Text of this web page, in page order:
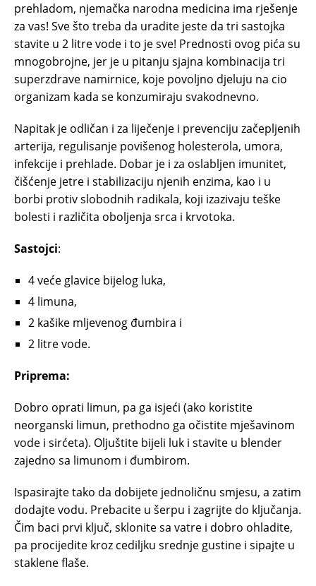
prehladom, njemačka narodna medicina ima rješenje
za vas! Sve što treba da uradite jeste da tri sastojka
stavite u 2 litre vode i to je sve! Prednosti ovog pića su
mnogobrojne, jer je u pitanju sjajna kombinacija tri
superzdrave namirnice, koje povoljno djeluju na cio
organizam kada se konzumiraju svakodnevno.
Napitak je odličan i za liječenje i prevenciju začepljenih
arterija, regulisanje povišenog holesterola, umora,
infekcije i prehlade. Dobar je i za oslabljen imunitet,
čišćenje jetre i stabilizaciju njenih enzima, kao i u
borbi protiv slobodnih radikala, koji izazivaju teške
bolesti i različita oboljenja srca i krvotoka.
Sastojci:
4 veće glavice bijelog luka,
4 limuna,
2 kašike mljevenog đumbira i
2 litre vode.
Priprema:
Dobro oprati limun, pa ga isjeći (ako koristite
neorganski limun, prethodno ga očistite mješavinom
vode i sirćeta). Oljuštite bijeli luk i stavite u blender
zajedno sa limunom i đumbirom.
Ispasirajte tako da dobijete jednoličnu smjesu, a zatim
dodajte vodu. Prebacite u šerpu i zagrijte do ključanja.
Čim baci prvi ključ, sklonite sa vatre i dobro ohladite,
pa procijedite kroz cediljku srednje gustine i sipajte u
staklene flaše.